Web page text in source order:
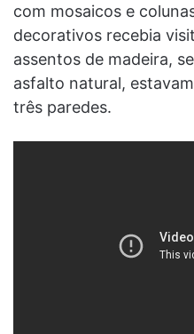
com mosaicos e
decorativos recebia
assentos de madeira,
asfalto natural,
três paredes.